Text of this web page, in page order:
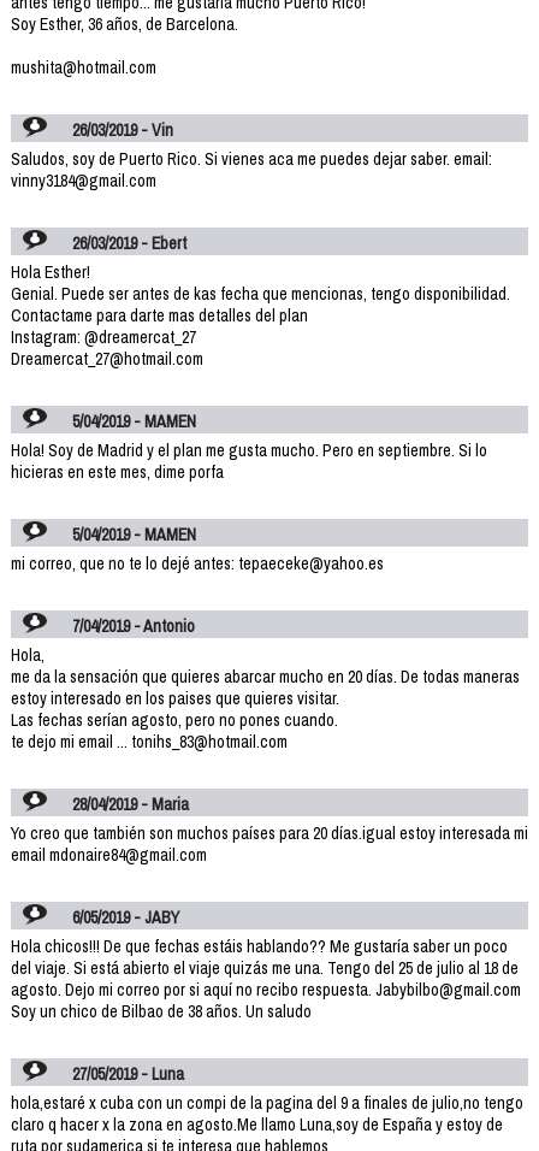
Soy Esther, 36 años, de Barcelona.
mushita@hotmail.com
26/03/2019 - Vin
Saludos, soy de Puerto Rico. Si vienes aca me puedes dejar saber. email:
vinny3184@gmail.com
26/03/2019 - Ebert
Hola Esther!
Genial. Puede ser antes de kas fecha que mencionas, tengo disponibilidad.
Contactame para darte mas detalles del plan
Instagram: @dreamercat_27
Dreamercat_27@hotmail.com
5/04/2019 - MAMEN
Hola! Soy de Madrid y el plan me gusta mucho. Pero en septiembre. Si lo
hicieras en este mes, dime porfa
5/04/2019 - MAMEN
mi correo, que no te lo dejé antes: tepaeceke@yahoo.es
7/04/2019 - Antonio
Hola,
me da la sensación que quieres abarcar mucho en 20 días. De todas maneras
estoy interesado en los paises que quieres visitar.
Las fechas serían agosto, pero no pones cuando.
te dejo mi email ... tonihs_83@hotmail.com
28/04/2019 - Maria
Yo creo que también son muchos países para 20 días.igual estoy interesada mi
email mdonaire84@gmail.com
6/05/2019 - JABY
Hola chicos!!! De que fechas estáis hablando?? Me gustaría saber un poco
del viaje. Si está abierto el viaje quizás me una. Tengo del 25 de julio al 18 de
agosto. Dejo mi correo por si aquí no recibo respuesta. Jabybilbo@gmail.com
Soy un chico de Bilbao de 38 años. Un saludo
27/05/2019 - Luna
hola,estaré x cuba con un compi de la pagina del 9 a finales de julio,no tengo
claro q hacer x la zona en agosto.Me llamo Luna,soy de España y estoy de
ruta por sudamerica,si te interesa que hablemos